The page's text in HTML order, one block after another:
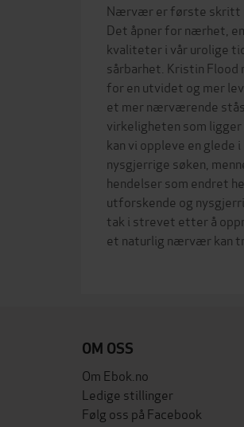
Nærvær er første skritt
Det åpner for nærhet,
kvaliteter i vår urolige
sårbarhet. Kristin Flood
for en utvidet og mer
et mer nærværende
virkeligheten som
kan vi oppleve en
nysgjerrige søken,
hendelser som endret
utforskende og
tak i strevet etter å
et naturlig nærvær kan
OM OSS
Om Ebok.no
Ledige stillinger
Følg oss på Facebook